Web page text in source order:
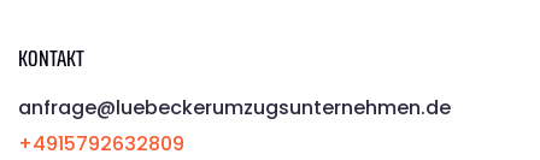
KONTAKT
anfrage@luebeckerumzugsunternehmen.de
+4915792632809